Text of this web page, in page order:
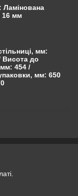
Ламінована
16 мм
мм:
Висота до
мм: 454 /
мм: 650